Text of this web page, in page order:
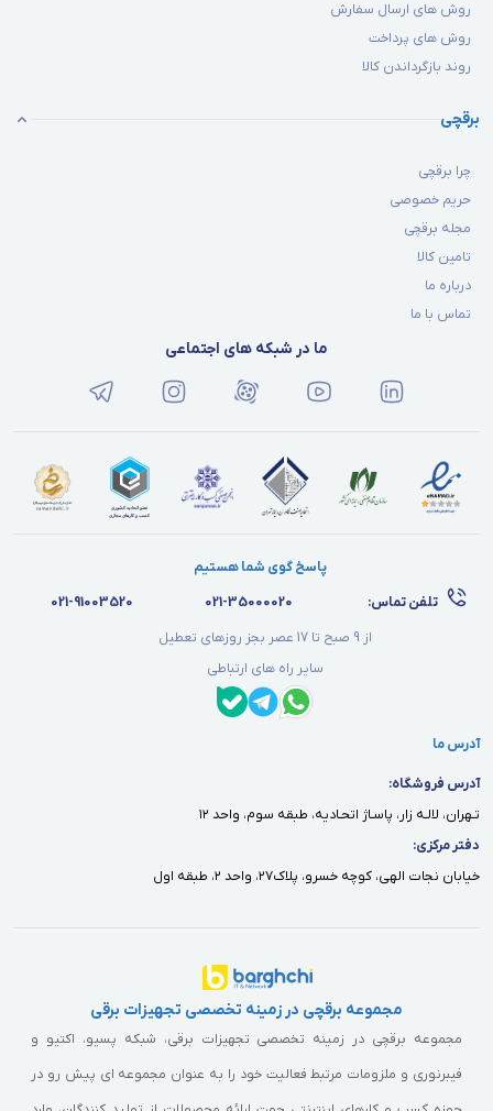
روش های ارسال سفارش
روش های پرداخت
روند بازگرداندن کالا
برقچی
چرا برقچی
حریم خصوصی
مجله برقچی
تامین کالا
درباره ما
تماس با ما
ما در شبکه های اجتماعی
پاسخ گوی شما هستیم
تلفن تماس:
021-35000020
021-91003520
از 9 صبح تا 17 عصر بجز روزهای تعطیل
سایر راه های ارتباطی
آدرس ما
آدرس فروشگاه:
تـهران، لالـه زار، پاسـاژ اتحـاديه، طبقه سوم، واحد ١٢
دفتر مركزى:
خيابان نجات الهى، كوچه خسرو، پلاك٢٧، واحد ٢، طبقه اول
مجموعه برقچی در زمینه تخصصی تجهیزات برقی
مجموعه برقچی در زمینه تخصصی تجهیزات برقی، شبکه پسیو، اکتیو و
فیبرنوری و ملزومات مرتبط فعالیت خود را به عنوان مجموعه ای پیش رو در